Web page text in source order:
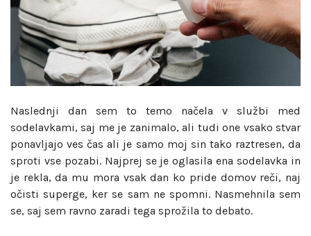
Naslednji dan sem to temo načela v službi med
sodelavkami, saj me je zanimalo, ali tudi one vsako stvar
ponavljajo ves čas ali je samo moj sin tako raztresen, da
sproti vse pozabi. Najprej se je oglasila ena sodelavka in
je rekla, da mu mora vsak dan ko pride domov reči, naj
očisti superge, ker se sam ne spomni. Nasmehnila sem
se, saj sem ravno zaradi tega sprožila to debato.